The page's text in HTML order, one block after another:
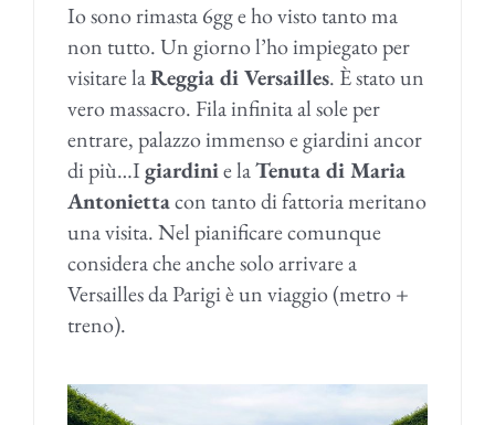
Io sono rimasta 6gg e ho visto tanto ma
non tutto. Un giorno l’ho impiegato per
visitare laReggia di Versailles. È stato un
vero massacro. Fila infinita al sole per
entrare, palazzo immenso e giardini ancor
di più…Igiardinie laTenuta di Maria
Antoniettacon tanto di fattoria meritano
una visita. Nel pianificare comunque
considera che anche solo arrivare a
Versailles da Parigi è un viaggio (metro +
treno).